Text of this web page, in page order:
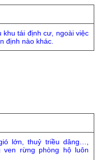
tái định cư, ngoài việc
định nào khác.
lớn, thuỷ triều dâng…,
ven rừng phòng hộ luôn